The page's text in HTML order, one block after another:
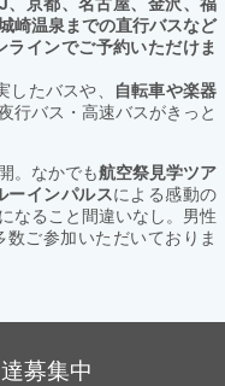
崎温泉までの直行バスなど
インでご予約いただけま
したバスや、
自転車や楽器
行バス・高速バスがきっと
。なかでも航空祭見学ツア
ーインパルスによる感動の
なること間違いなし。男性
ご参加いただいておりま
募集中